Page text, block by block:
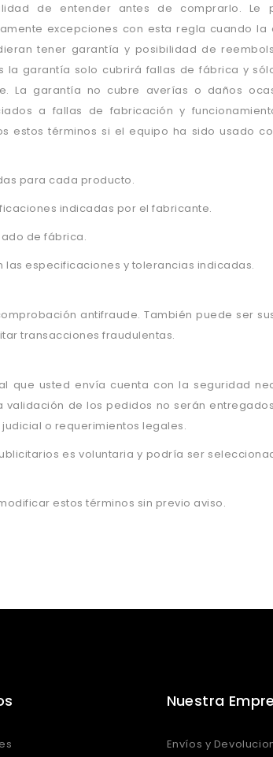
de entender antes de comprarlo. Le
excepciones con esta regla cuando la
tener garantía y posibilidad de
la garantía solo cubrirá fallas de fábrica y
La garantía no cubre averías o daños
a fallas de fabricación y
estos términos si el equipo ha sido usado
para cada producto.
indicadas por el fabricante.
de fábrica.
especificaciones y tolerancias indicadas.
antifraude. También puede ser
transacciones fraudulentas.
que usted envía cuenta con la seguridad
de los pedidos no serán
o requerimientos legales.
es voluntaria y podría ser
estos términos sin previo aviso.
Nuestra
Envíos y